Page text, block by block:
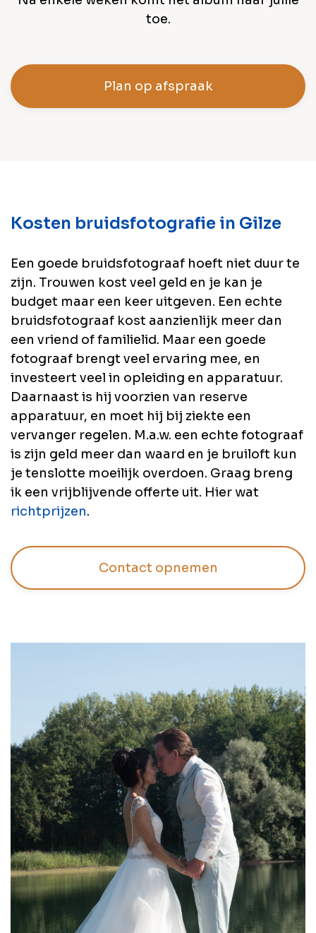
toe.
Plan op afspraak
Kosten bruidsfotografie in Gilze
Een goede bruidsfotograaf hoeft niet duur te
zijn. Trouwen kost veel geld en je kan je
budget maar een keer uitgeven. Een echte
bruidsfotograaf kost aanzienlijk meer dan
een vriend of familielid. Maar een goede
fotograaf brengt veel ervaring mee, en
investeert veel in opleiding en apparatuur.
Daarnaast is hij voorzien van reserve
apparatuur, en moet hij bij ziekte een
vervanger regelen. M.a.w. een echte fotograaf
is zijn geld meer dan waard en je bruiloft kun
je tenslotte moeilijk overdoen. Graag breng
ik een vrijblijvende offerte uit. Hier wat
richtprijzen.
Contact opnemen